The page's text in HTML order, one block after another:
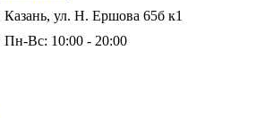
Казань, ул. Н. Ершова 65б к1
Пн-Вс: 10:00 - 20:00